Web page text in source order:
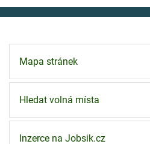
Mapa stránek
Hledat volná místa
Inzerce na Jobsik.cz